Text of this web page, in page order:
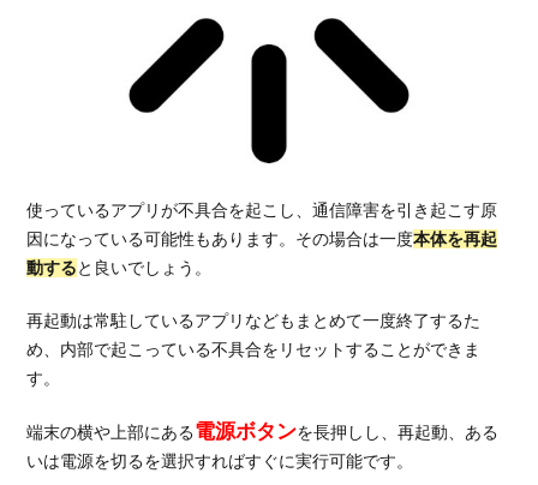
使っているアプリが不具合を起こし、通信障害を引き起こす原
因になっている可能性もあります。その場合は一度本体を再起
動すると良いでしょう。
再起動は常駐しているアプリなどもまとめて一度終了するた
め、内部で起こっている不具合をリセットすることができま
す。
端末の横や上部にある電源ボタンを長押しし、再起動、ある
いは電源を切るを選択すればすぐに実行可能です。